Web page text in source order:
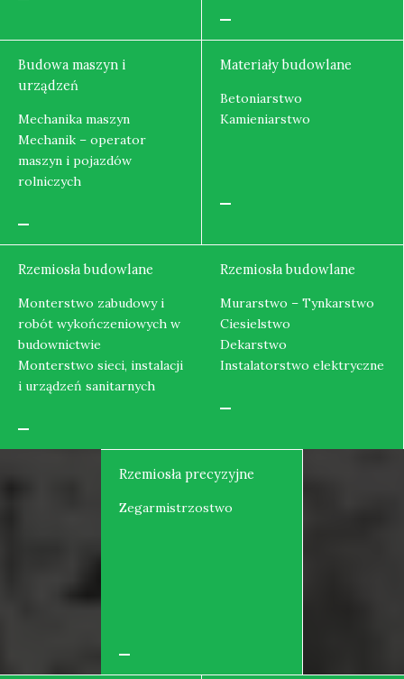
Budowa maszyn i
urządzeń
Mechanika maszyn
Mechanik – operator
maszyn i pojazdów
rolniczych
Materiały budowlane
Betoniarstwo
Kamieniarstwo
Rzemiosła budowlane
Monterstwo zabudowy i
robót wykończeniowych w
budownictwie
Monterstwo sieci, instalacji
i urządzeń sanitarnych
Rzemiosła budowlane
Murarstwo – Tynkarstwo
Ciesielstwo
Dekarstwo
Instalatorstwo elektryczne
Rzemiosła precyzyjne
Zegarmistrzostwo